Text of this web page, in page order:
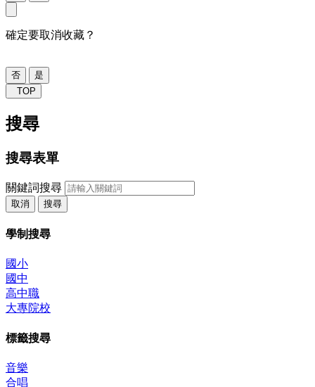
確定要取消收藏？
否
是
TOP
搜尋
搜尋表單
關鍵詞搜尋
取消 搜尋
學制搜尋
國小
國中
高中職
大專院校
標籤搜尋
音樂
合唱